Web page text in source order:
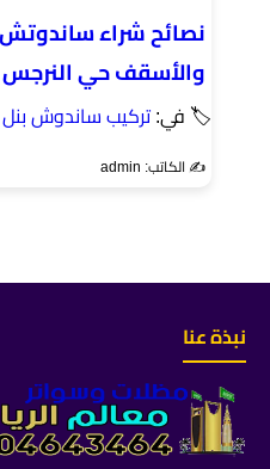
نصائح شراء ساندوتش
والأسقف حي النرجس
🏷 في:تركيب ساندوش بنل
✍️ الكاتب: admin
نبذة عنا